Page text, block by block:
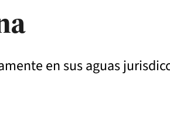
en sus aguas